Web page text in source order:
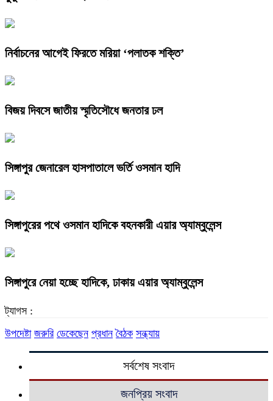
নির্বাচনের আগেই ফিরতে মরিয়া ‘পলাতক শক্তি’
বিজয় দিবসে জাতীয় স্মৃতিসৌধে জনতার ঢল
সিঙ্গাপুর জেনারেল হাসপাতালে ভর্তি ওসমান হাদি
সিঙ্গাপুরের পথে ওসমান হাদিকে বহনকারী এয়ার অ্যাম্বুলেন্স
সিঙ্গাপুরে নেয়া হচ্ছে হাদিকে, ঢাকায় এয়ার অ্যাম্বুলেন্স
ট্যাগস :
উপদেষ্টা জরুরি ডেকেছেন প্রধান বৈঠক সন্ধ্যায়
সর্বশেষ সংবাদ
জনপ্রিয় সংবাদ